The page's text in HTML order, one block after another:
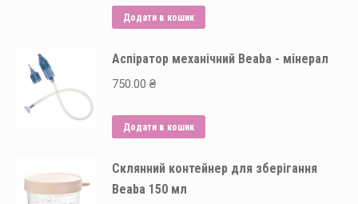
Додати в кошик
Аспіратор механічний Beaba - мінерал
750.00 ₴
Додати в кошик
Склянний контейнер для зберігання
Beaba 150 мл